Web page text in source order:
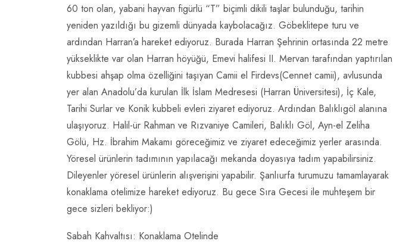
60 ton olan, yabani hayvan figürlü “T” biçimli dikili taşlar bulunduğu, tarihin
yeniden yazıldığı bu gizemli dünyada kaybolacağız. Göbeklitepe turu ve
ardından Harran’a hareket ediyoruz. Burada Harran Şehrinin ortasında 22 metre
yükseklikte var olan Harran höyüğü, Emevi halifesi II. Mervan tarafından yaptırılan
kubbesi ahşap olma özelliğini taşıyan Camii el Firdevs(Cennet camii), avlusunda
yer alan Anadolu’da kurulan İlk İslam Medresesi (Harran Üniversitesi), İç Kale,
Tarihi Surlar ve Konik kubbeli evleri ziyaret ediyoruz. Ardından Balıklıgöl alanına
ulaşıyoruz. Halil-ür Rahman ve Rızvaniye Camileri, Balıklı Göl, Ayn-el Zeliha
Gölü, Hz. İbrahim Makamı göreceğimiz ve ziyaret edeceğimiz yerler arasında.
Yöresel ürünlerin tadımının yapılacağı mekanda doyasıya tadım yapabilirsiniz.
Dileyenler yöresel ürünlerin alışverişini yapabilir. Şanlıurfa turumuzu tamamlayarak
konaklama otelimize hareket ediyoruz. Bu gece Sıra Gecesi ile muhteşem bir
gece sizleri bekliyor:)
Sabah Kahvaltısı: Konaklama Otelinde